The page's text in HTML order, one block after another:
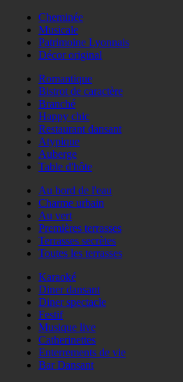
Cheminée
Musicale
Patrimoine Lyonnais
Décor original
Romantique
Bistrot de caractère
Branché
Happy chic
Restaurant dansant
Atypique
Auberge
Table d'hôte
Au bord de l'eau
Charme urbain
Au vert
Premières terrasses
Terrasses secrètes
Toutes les terrasses
Karaoké
Diner dansant
Diner spectacle
Festif
Musique live
Catherinettes
Enterrements de vie
Bar Dansant